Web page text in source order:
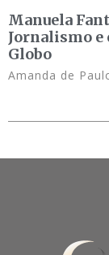
Manuela
Jornalismo
Globo
Amanda de